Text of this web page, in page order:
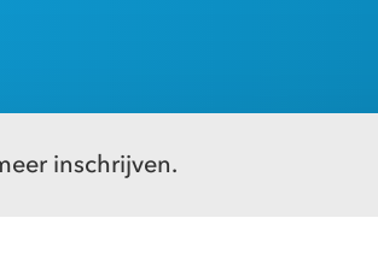
inschrijven.